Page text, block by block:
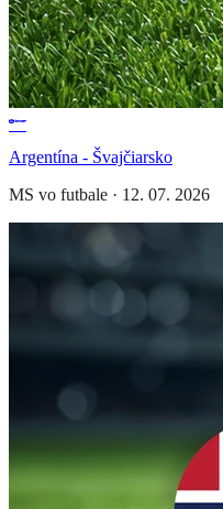
Argentína - Švajčiarsko
MS vo futbale · 12. 07. 2026